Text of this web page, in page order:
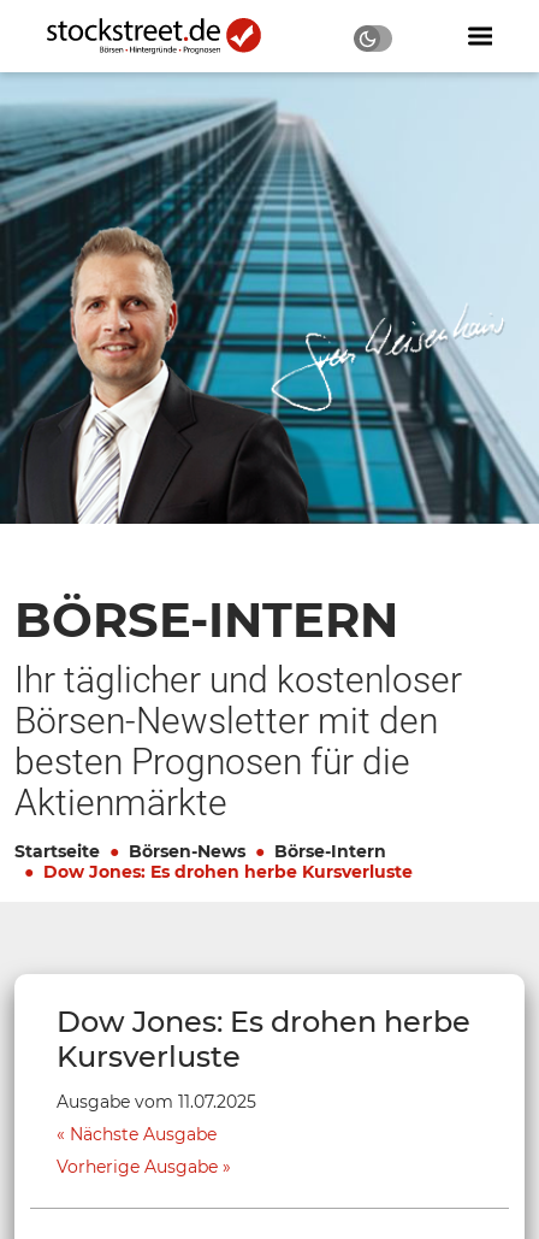
BÖRSE-INTERN
Ihr täglicher und kostenloser
Börsen-Newsletter mit den
besten Prognosen für die
Aktienmärkte
Startseite Börsen-News
Börse-Intern
Dow Jones: Es drohen herbe Kursverluste
Dow Jones: Es drohen herbe
Kursverluste
Ausgabe vom 11.07.2025
Nächste Ausgabe
Vorherige Ausgabe